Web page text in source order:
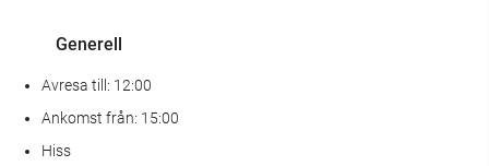
Generell
Avresa till: 12:00
Ankomst från: 15:00
Hiss